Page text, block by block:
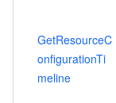
GetResourceC
onfigurationTi
meline